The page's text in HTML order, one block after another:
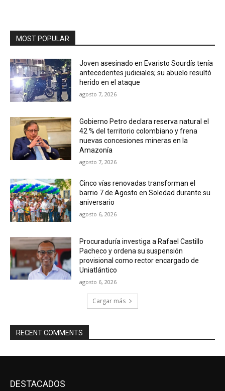
MOST POPULAR
Joven asesinado en Evaristo Sourdís tenía
antecedentes judiciales; su abuelo resultó
herido en el ataque
agosto 7, 2026
Gobierno Petro declara reserva natural el
42 % del territorio colombiano y frena
nuevas concesiones mineras en la
Amazonía
agosto 7, 2026
Cinco vías renovadas transforman el
barrio 7 de Agosto en Soledad durante su
aniversario
agosto 6, 2026
Procuraduría investiga a Rafael Castillo
Pacheco y ordena su suspensión
provisional como rector encargado de
Uniatlántico
agosto 6, 2026
Cargar más
RECENT COMMENTS
DESTACADOS